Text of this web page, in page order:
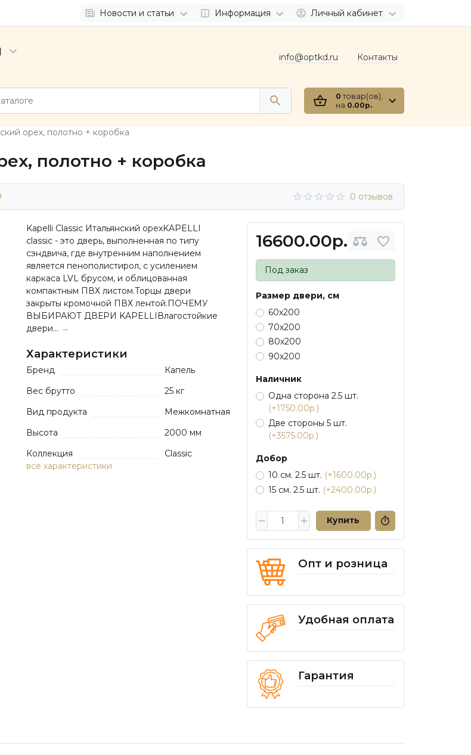
Новости и статьи Информация Личный кабинет
info@optkd.ru Контакты
0 товар(ов),
на 0.00р.
орех, полотно + коробка
полотно + коробка
0 отзывов
16600.00р.
Под заказ
Размер двери, см
60х200
70х200
80х200
90х200
Наличник
Одна сторона 2.5 шт.
(+1750.00р.)
Две стороны 5 шт.
(+3575.00р.)
Добор
10 см. 2.5 шт. (+1600.00р.)
15 см. 2.5 шт. (+2400.00р.)
Купить
Опт и розница
Удобная оплата
Гарантия
Kapelli Classic Итальянский орехKAPELLI
classic - это дверь, выполненная по типу
сэндвича, где внутренним наполнением
является пенополистирол, с усилением
каркаса LVL брусом, и облицованная
компактным ПВХ листом.Торцы двери
закрыты кромочной ПВХ лентой.ПОЧЕМУ
ВЫБИРАЮТ ДВЕРИ KAPELLIВлагостойкие
двери... →
Характеристики
Бренд
Капель
Вес брутто
25 кг
Вид продукта
Межкомнатная
Высота
2000 мм
Коллекция
Classic
все характеристики